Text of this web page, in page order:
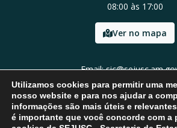
08:00 às 17:00
Ver no mapa
Email:
Tel: (92) 98454-8684
Utilizamos cookies para permitir uma
nosso website e para nos ajudar a
informações são mais úteis e
é importante que você concorde com a